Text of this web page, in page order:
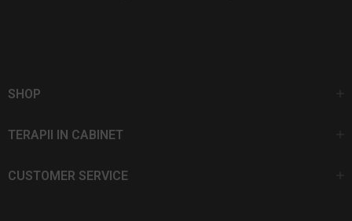
SHOP
TERAPII IN CABINET
CUSTOMER SERVICE